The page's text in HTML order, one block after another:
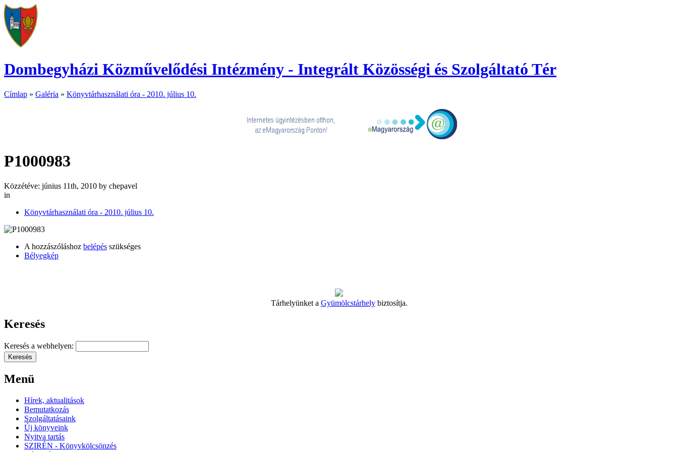
Dombegyházi Közművelődési Intézmény - Integrált Közösségi és Szolgáltató Tér
Címlap » Galéria » Könyvtárhasználati óra - 2010. július 10.
P1000983
Közzétéve: június 11th, 2010 by chepavel
in
Könyvtárhasználati óra - 2010. július 10.
A hozzászóláshoz belépés szükséges
Bélyegkép
Tárhelyünket a Gyümölcstárhelybiztosítja.
Keresés
Keresés a webhelyen:
Menü
Hírek, aktualitások
Bemutatkozás
Szolgáltatásaink
Új könyveink
Nyitva tartás
SZIRÉN - Könyvkölcsönzés